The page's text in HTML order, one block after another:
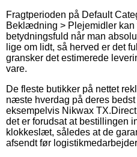
Fragtperioden på Default
Beklædning > Plejemidler
betydningsfuld når man
lige om lidt, så herved er det
gransker det estimerede
vare.
De fleste butikker på nettet
næste hverdag på deres
eksempelvis Nikwax
det er forudsat at bestillingen
klokkeslæt, således at de
afsendt før